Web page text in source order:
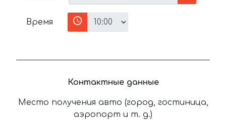
Время
Контактные данные
Место получения авто (город, гостиница,
аэропорт и т. д.)